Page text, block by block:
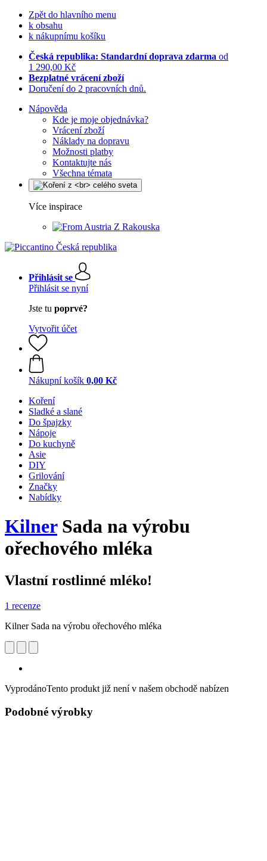
Zpět do hlavního menu
k obsahu
k nákupnímu košíku
Česká republika: Standardní doprava zdarma od
1 290,00 Kč
Bezplatné vrácení zboží
Doručení do 2 pracovních dnů.
Nápověda
Kde je moje objednávka?
Vrácení zboží
Náklady na dopravu
Možnosti platby
Kontaktujte nás
Všechna témata
Více inspirace
Z Rakouska
Přihlásit se
Přihlásit se nyní
Jste tu poprvé?
Vytvořit účet
Nákupní košík 0,00 Kč
Koření
Sladké a slané
Do špajzky
Nápoje
Do kuchyně
Asie
DIY
Grilování
Značky
Nabídky
KilnerSada na výrobu
ořechového mléka
Vlastní rostlinné mléko!
1 recenze
Kilner Sada na výrobu ořechového mléka
VyprodánoTento produkt již není v našem obchodě nabízen
Podobné výrobky